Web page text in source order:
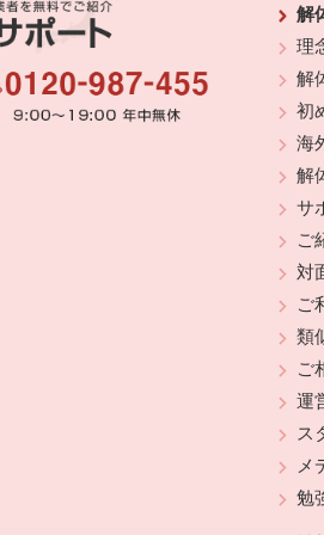
解
理
解
初
海
解
サ
ご
対
ご
類
ご
運
ス
メ
勉